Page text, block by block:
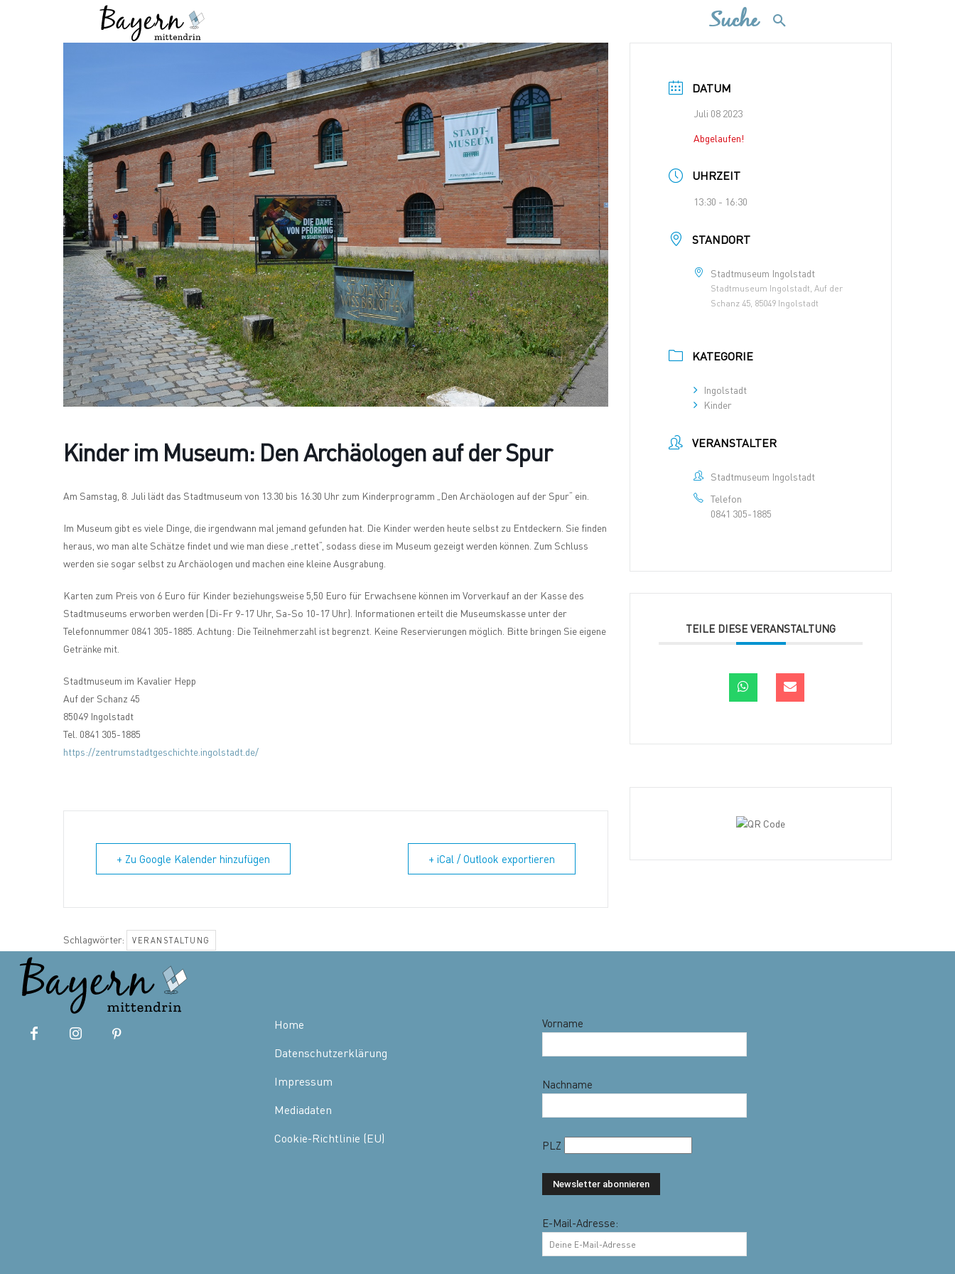
Suche
Kinder im Museum: Den Archäologen auf der Spur
Am Samstag, 8. Juli lädt das Stadtmuseum von 13.30 bis 16.30 Uhr zum Kinderprogramm „Den Archäologen auf der Spur“ ein.
Im Museum gibt es viele Dinge, die irgendwann mal jemand gefunden hat. Die Kinder werden heute selbst zu Entdeckern. Sie finden
heraus, wo man alte Schätze findet und wie man diese „rettet“, sodass diese im Museum gezeigt werden können. Zum Schluss
werden sie sogar selbst zu Archäologen und machen eine kleine Ausgrabung.
Karten zum Preis von 6 Euro für Kinder beziehungsweise 5,50 Euro für Erwachsene können im Vorverkauf an der Kasse des
Stadtmuseums erworben werden (Di-Fr 9-17 Uhr, Sa-So 10-17 Uhr). Informationen erteilt die Museumskasse unter der
Telefonnummer 0841 305-1885. Achtung: Die Teilnehmerzahl ist begrenzt. Keine Reservierungen möglich. Bitte bringen Sie eigene
Getränke mit.
Stadtmuseum im Kavalier Hepp
Auf der Schanz 45
85049 Ingolstadt
Tel. 0841 305-1885
https://zentrumstadtgeschichte.ingolstadt.de/
+ Zu Google Kalender hinzufügen + iCal / Outlook exportieren
Schlagwörter: VERANSTALTUNG
DATUM
Juli 08 2023
Abgelaufen!
UHRZEIT
13:30 - 16:30
STANDORT
Stadtmuseum Ingolstadt
Stadtmuseum Ingolstadt, Auf der
Schanz 45, 85049 Ingolstadt
KATEGORIE
Ingolstadt
Kinder
VERANSTALTER
Stadtmuseum Ingolstadt
Telefon
0841 305-1885
TEILE DIESE VERANSTALTUNG
Home
Datenschutzerklärung
Impressum
Mediadaten
Cookie-Richtlinie (EU)
Vorname
Nachname
PLZ
E-Mail-Adresse: